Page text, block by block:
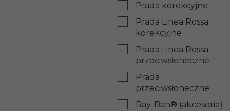
Prada korekcyjne
Prada Linea Rossa
korekcyjne
Prada Linea Rossa
przeciwsłoneczne
Prada
przeciwsłoneczne
Ray-Ban® (akcesoria)